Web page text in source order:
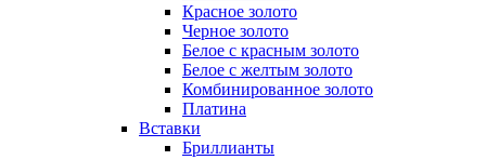
Красное золото
Черное золото
Белое с красным золото
Белое с желтым золото
Комбинированное золото
Платина
Вставки
Бриллианты